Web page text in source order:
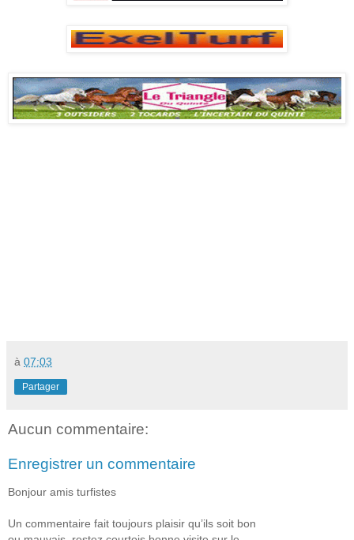
à 07:03
Partager
Aucun commentaire:
Enregistrer un commentaire
Bonjour amis turfistes
Un commentaire fait toujours plaisir qu’ils soit bon